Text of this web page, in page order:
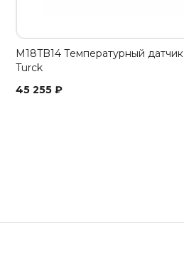
M18TB14 Температурный датчик
Turck
45 255 ₽